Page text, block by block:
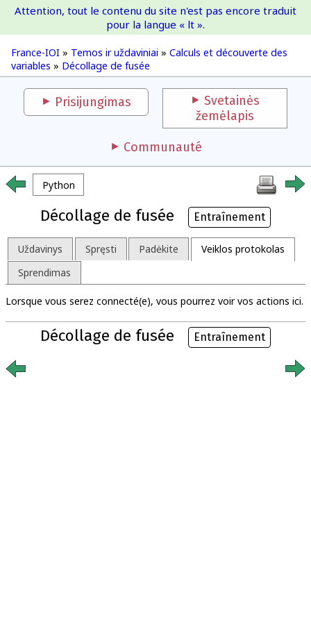
France-IOI
France-IOI » Temos ir uždaviniai » Calculs et découverte des
variables » Décollage de fusée
Attention, tout le contenu du site n'est pas encore traduit
pour la langue « lt ».
Prisijungimas
Svetainės
žemėlapis
Communauté
Python
Décollage de fusée Entraînement
Uždavinys Spręsti Padėkite
Veiklos protokolas
Sprendimas
Lorsque vous serez connecté(e), vous pourrez voir vos actions ici.
Décollage de fusée Entraînement